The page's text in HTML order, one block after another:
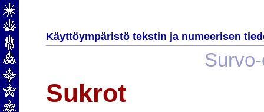
Käyttöympäristö tekstin ja numeerisen
Sukrot